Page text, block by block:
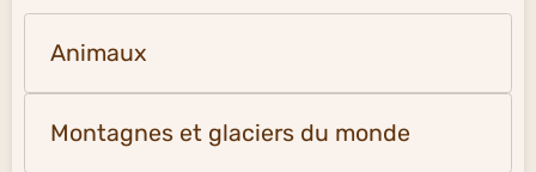
Animaux
Montagnes et glaciers du monde